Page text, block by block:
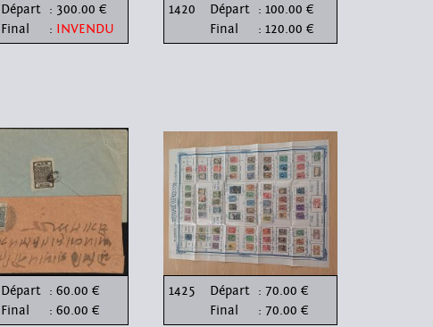
Départ : 300.00 €
Final
: INVENDU
1420 Départ : 100.00 €
Final
: 120.00 €
Départ : 60.00 €
Final
: 60.00 €
1425 Départ : 70.00 €
Final
: 70.00 €